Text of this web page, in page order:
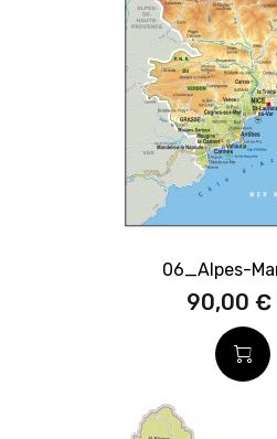
06_Alpes-
90,00 €